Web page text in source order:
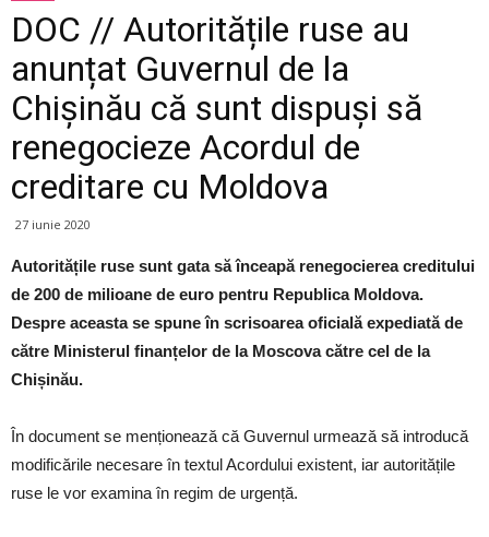
DOC // Autoritățile ruse au
anunțat Guvernul de la
Chișinău că sunt dispuși să
renegocieze Acordul de
creditare cu Moldova
27 iunie 2020
Autoritățile ruse sunt gata să înceapă renegocierea creditului
de 200 de milioane de euro pentru Republica Moldova.
Despre aceasta se spune în scrisoarea oficială expediată de
către Ministerul finanțelor de la Moscova către cel de la
Chișinău.
În document se menționează că Guvernul urmează să introducă
modificările necesare în textul Acordului existent, iar autoritățile
ruse le vor examina în regim de urgență.